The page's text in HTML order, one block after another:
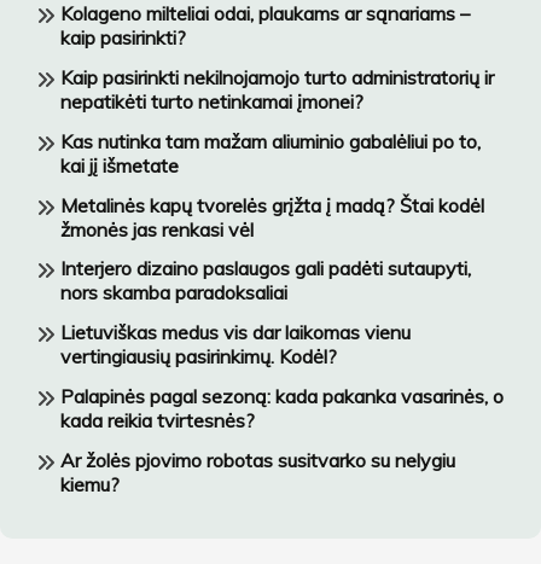
Kolageno milteliai odai, plaukams ar sąnariams –
kaip pasirinkti?
Kaip pasirinkti nekilnojamojo turto administratorių ir
nepatikėti turto netinkamai įmonei?
Kas nutinka tam mažam aliuminio gabalėliui po to,
kai jį išmetate
Metalinės kapų tvorelės grįžta į madą? Štai kodėl
žmonės jas renkasi vėl
Interjero dizaino paslaugos gali padėti sutaupyti,
nors skamba paradoksaliai
Lietuviškas medus vis dar laikomas vienu
vertingiausių pasirinkimų. Kodėl?
Palapinės pagal sezoną: kada pakanka vasarinės, o
kada reikia tvirtesnės?
Ar žolės pjovimo robotas susitvarko su nelygiu
kiemu?